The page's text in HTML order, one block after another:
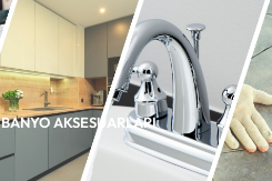
BANYO AKSESUARLARI